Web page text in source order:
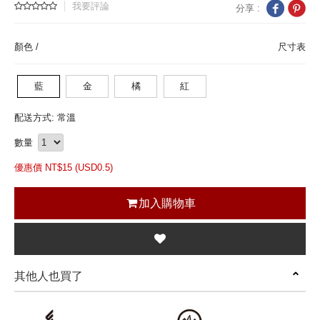
我要評論 分享 :
顏色 / 尺寸表
藍 金 橘 紅
配送方式: 常溫
數量
優惠價 NT$15 (USD0.5)
加入購物車
其他人也買了